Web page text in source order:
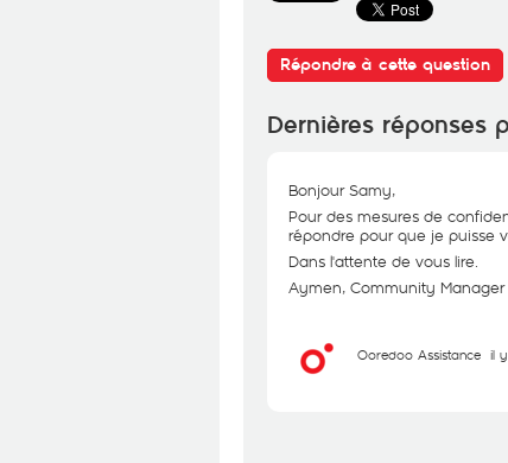
Répondre à cette question
Dernières réponses
Bonjour Samy,
Pour des mesures de
répondre pour que je puisse
Dans l'attente de vous lire.
Aymen, Community Manager
Ooredoo Assistance il